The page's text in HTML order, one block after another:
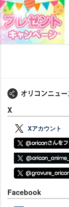
X
Xアカウント
Facebook